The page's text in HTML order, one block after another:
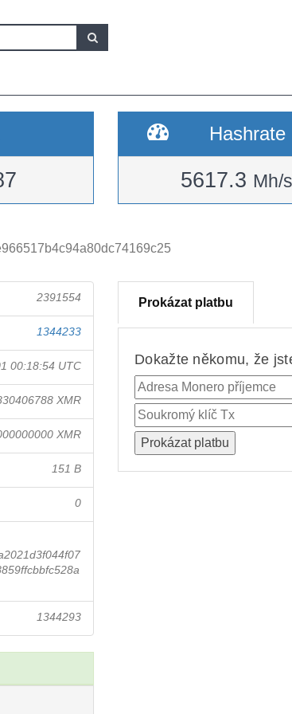
Hashrate
5617.3 Mh/s
2391554
1344233
00:18:54 UTC
XMR
XMR
151 B
0
1344293
Prokázat platbu
Dokažte někomu, že